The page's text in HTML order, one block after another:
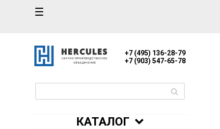
☰
+7 (495) 136-28-79
+7 (903) 547-65-78
КАТАЛОГ